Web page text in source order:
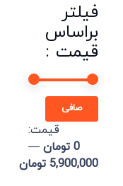
فیلتر
براساس
قیمت :
صافی
قيمت:
0 تومان
—
5,900,000 تومان